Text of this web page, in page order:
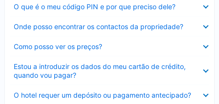
O que é o meu código PIN e por que preciso dele?
fechado
Onde posso encontrar os contactos da propriedade?
fechado
Como posso ver os preços?
fechado
Estou a introduzir os dados do meu cartão de crédito,
quando vou pagar?
fechado
O hotel requer um depósito ou pagamento antecipado?
fechado